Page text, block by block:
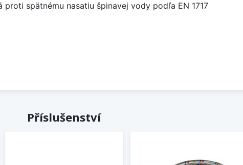
spätnému nasatiu špinavej vody podľa EN 1717
Příslušenství